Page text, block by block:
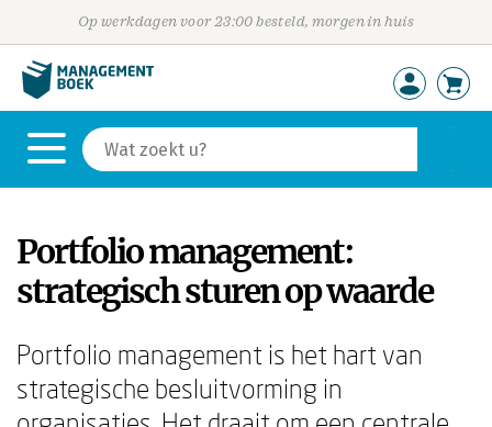
Op werkdagen voor 23:00 besteld, morgen in huis
Portfolio management:
strategisch sturen op waarde
Portfolio management is het hart van
strategische besluitvorming in